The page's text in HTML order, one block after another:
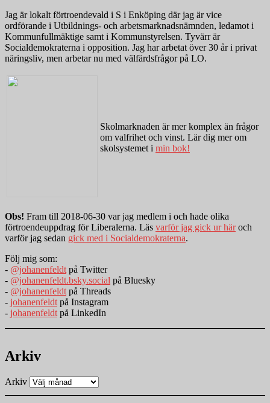
Jag är lokalt förtroendevald i S i Enköping där jag är vice
ordförande i Utbildnings- och arbetsmarknadsnämnden, ledamot i
Kommunfullmäktige samt i Kommunstyrelsen. Tyvärr är
Socialdemokraterna i opposition. Jag har arbetat över 30 år i privat
näringsliv, men arbetar nu med välfärdsfrågor på LO.
Skolmarknaden är mer komplex än frågor
om valfrihet och vinst. Lär dig mer om
skolsystemet i min bok!
Obs! Fram till 2018-06-30 var jag medlem i och hade olika
förtroendeuppdrag för Liberalerna. Läs varför jag gick ur häroch
varför jag sedan gick med i Socialdemokraterna.
Följ mig som:
- @johanenfeldt på Twitter
- @johanenfeldt.bsky.social på Bluesky
- @johanenfeldt på Threads
- johanenfeldt på Instagram
- johanenfeldt på LinkedIn
Arkiv
Arkiv